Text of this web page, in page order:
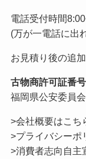
電話受付時間
(万が一電話に出
お見積り後の追
古物商許可証番号
福岡県公安委員
>会社概要はこち
>プライバシーポ
>消費者志向自主